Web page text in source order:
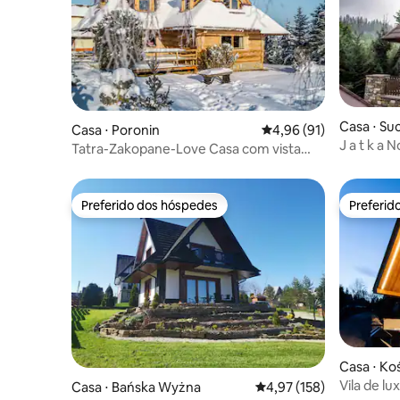
Casa ⋅ Poronin 4,96 de uma
4,96 (91)
Tatra-Zakopane-Love Casa com vista
Casa ⋅
J a t k a
Preferido dos hóspedes
Preferido dos hóspedes
Casa ⋅ Bańska Wyżna 4,97 de uma avaliação
4,97 (158)
Casa ⋅
Vila de